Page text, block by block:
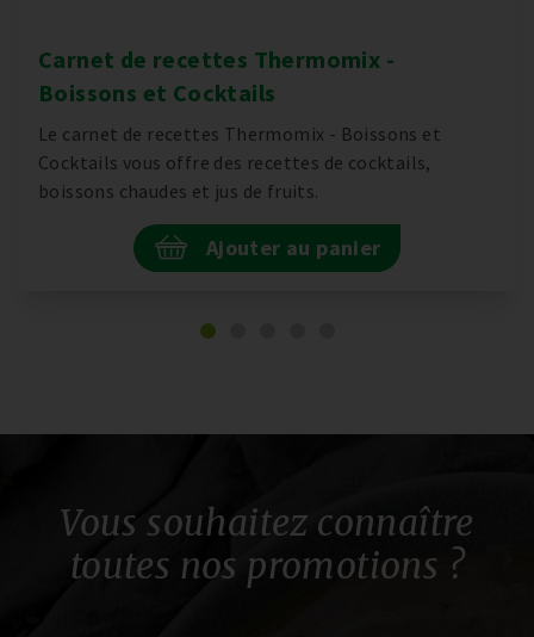
Carnet de recettes Thermomix -
Boissons et Cocktails
Le carnet de recettes Thermomix - Boissons et
Cocktails vous offre des recettes de cocktails,
boissons chaudes et jus de fruits.
Ajouter au panier
Vous souhaitez connaître
toutes nos promotions ?